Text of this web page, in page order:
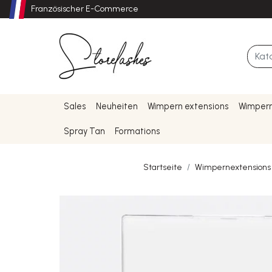
Französischer E-Commerce
Sales Neuheiten Wimpern extensions
Spray Tan Formations
Startseite Wimpernextensions